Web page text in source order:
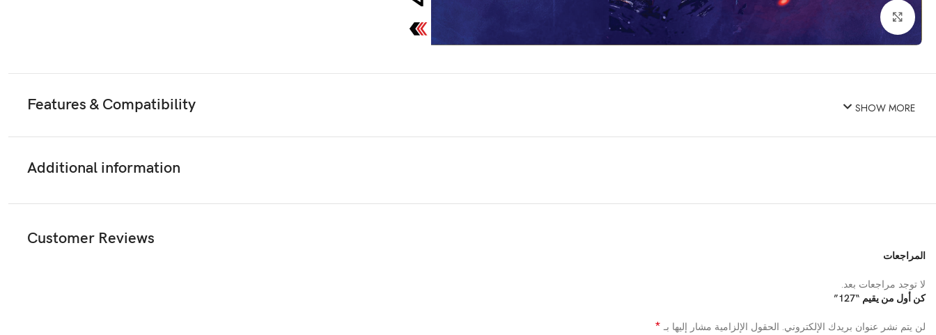
Features & Compatibility SHOW MORE
Additional information
Customer Reviews
المراجعات
لا توجد مراجعات بعد.
كن أول من يقيم “127”
لن يتم نشر عنوان بريدك الإلكتروني. الحقول الإلزامية مشار إليها بـ *